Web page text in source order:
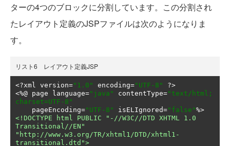
ターの4つのブロックに分割しています。この分割され
たレイアウト定義のJSPファイルは次のようになりま
す。
リスト6 レイアウト定義JSP
<?xml version="1.0" encoding="UTF-8"
?>
<%@ page language="java" contentType="text/html;
charset=UTF-8"
    pageEncoding
="UTF-8" isELIgnored="false"
<!DOCTYPE html PUBLIC "-//W3C//DTD XHTML 1.0
Transitional//EN"
"http://www.w3.org/TR/xhtml1/DTD/xhtml1-
transitional.dtd">